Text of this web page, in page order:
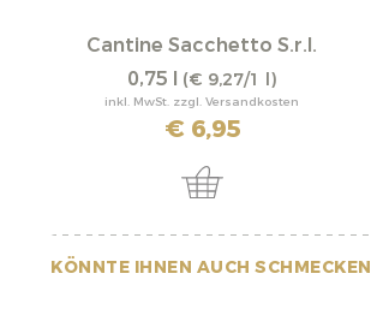
Cantine Sacchetto S.r.l.
0,75 l (€ 9,27/1 l)
inkl. MwSt. zzgl. Versandkosten
€ 6,95
KÖNNTE IHNEN AUCH SCHMECKEN